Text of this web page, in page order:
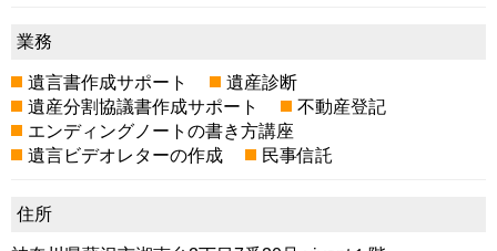
業務
遺言書作成サポート
遺産診断
遺産分割協議書作成サポート
不動産登記
エンディングノートの書き方講座
遺言ビデオレターの作成
民事信託
住所